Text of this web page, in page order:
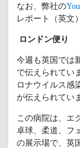
なお、弊社の
レポート（英文
ロンドン便り
今週も英国では
で伝えられてい
ロナウイルス感
が伝えられてい
この病院は、エ
卓球、柔道、フ
の展示場で、英